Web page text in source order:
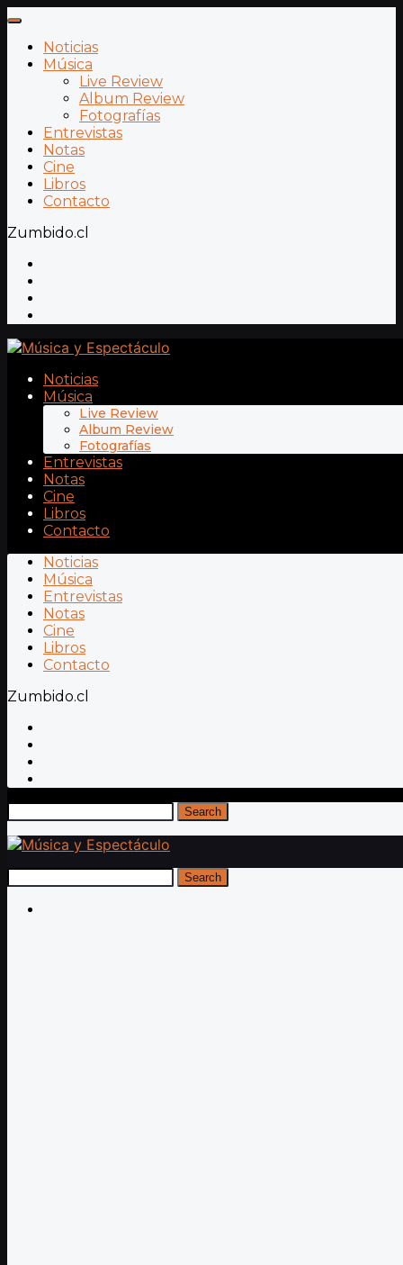
Noticias
Música
Live Review
Album Review
Fotografías
Entrevistas
Notas
Cine
Libros
Contacto
Zumbido.cl
Noticias
Música
Live Review
Album Review
Fotografías
Entrevistas
Notas
Cine
Libros
Contacto
Noticias
Música
Entrevistas
Notas
Cine
Libros
Contacto
Zumbido.cl
Search
Search